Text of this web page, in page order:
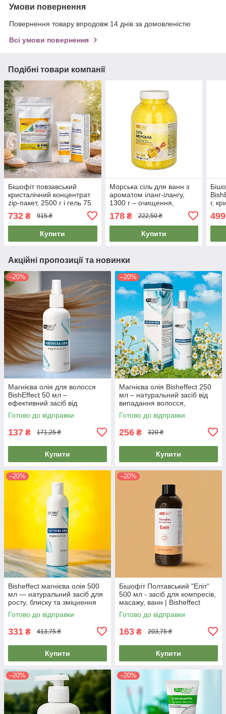
Умови повернення
Повернення товару впродовж 14 днів за домовленістю
Всі умови повернення
Подібні товари компанії
Бішофіт повзавський
кристалічний концентрат
zip-пакет, 2500 г і гель 75
мл — мазь для суглобів і
спини Bishofit
732 ₴ 915 ₴
Купити
Морська сіль для ванн з
ароматом іланг-ілангу,
1300 г – очищення,
релакс та відновлення сил
178₴ 222,50 ₴
Купити
г,
499
Акційні пропозиції та новинки
–20%
Магнієва олія для волосся
BishEffect 50 мл –
ефективний засіб від
випадання, для росту,
зміцнення
Готово до відправки
137 ₴ 171,25 ₴
Купити
–20%
Магнієва олія Bisheffect 250
мл – натуральний засіб від
випадання волосся,
харчування та відновлення
Готово до відправки
256 ₴ 320 ₴
Купити
–20%
Bisheffect магнієва олія 500
мл — натуральний засіб для
росту, блиску та зміцнення
волосся
Готово до відправки
331 ₴ 413,75 ₴
Купити
–20%
Бішофіт Полтавський "Еліт"
500 мл - засіб для компресів,
масажу, ванн | Bisheffect
Готово до відправки
163 ₴ 203,75 ₴
Купити
–20% –20%